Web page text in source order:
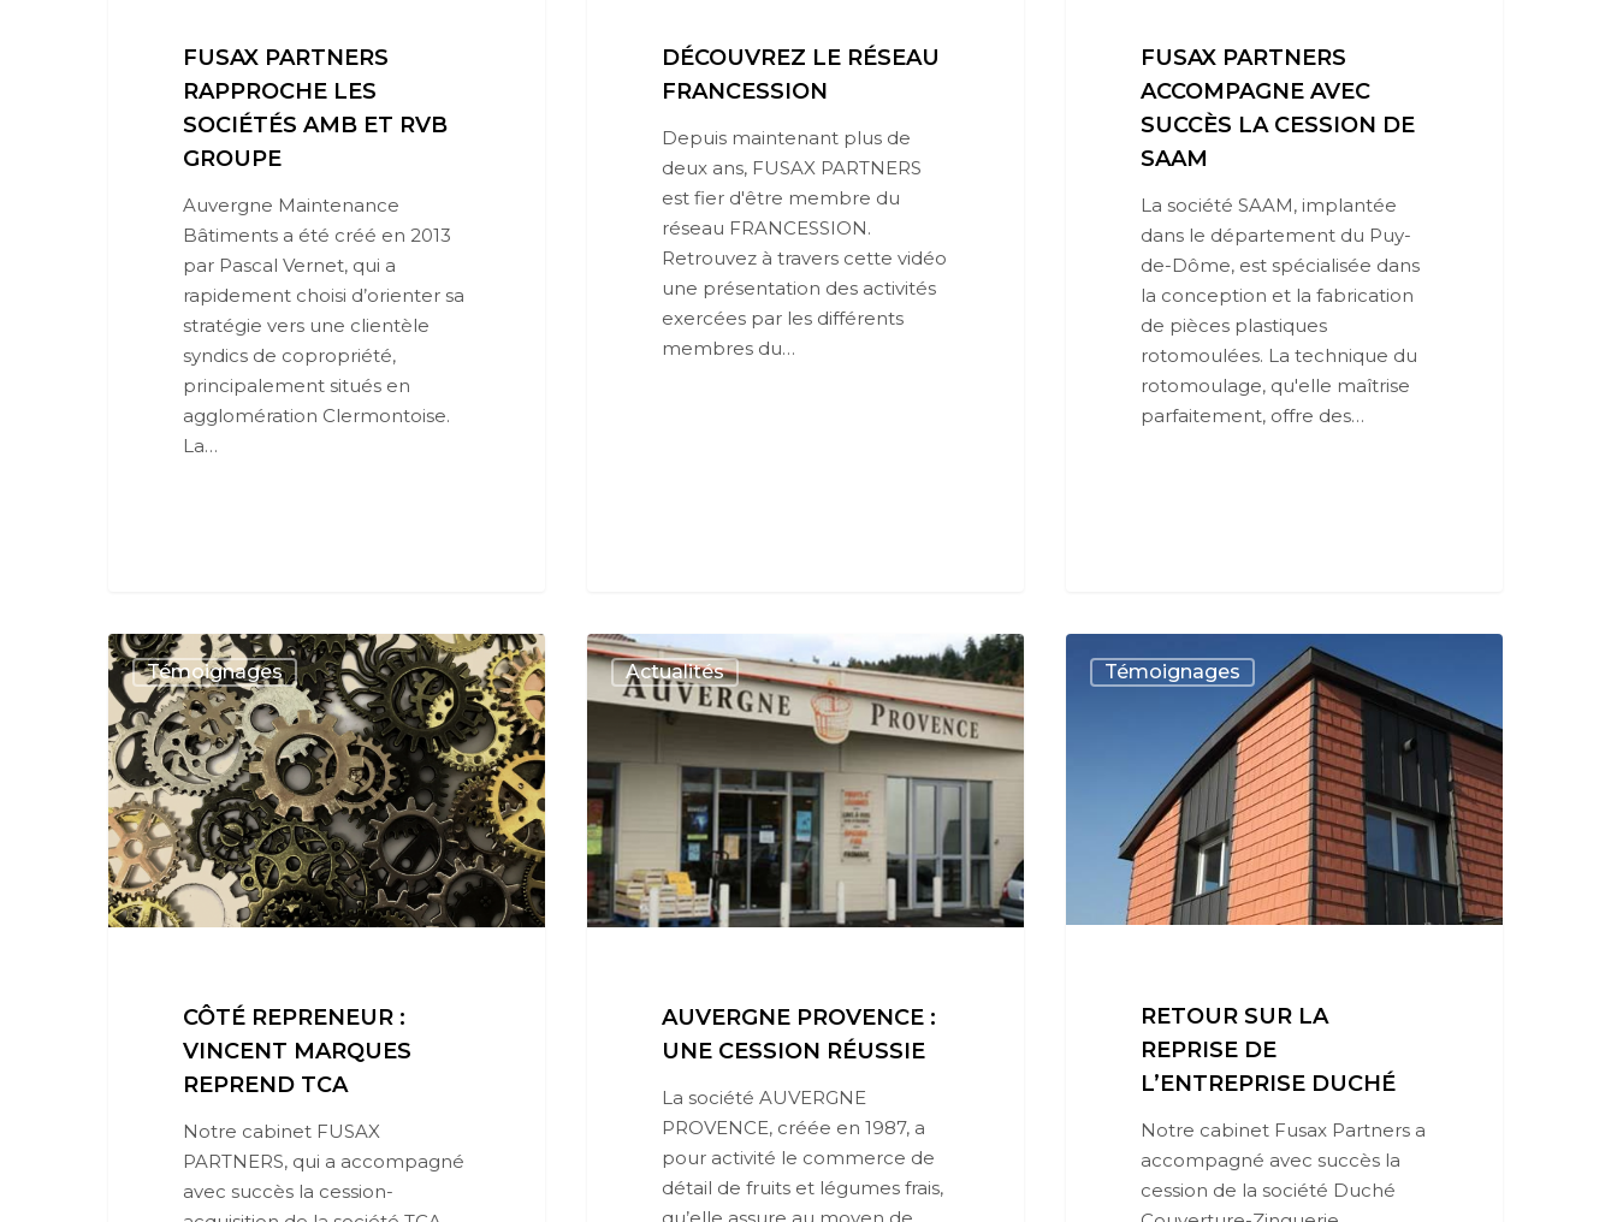
FUSAX PARTNERS
RAPPROCHE LES
SOCIÉTÉS AMB ET RVB
GROUPE
Auvergne Maintenance
Bâtiments a été créé en 2013
par Pascal Vernet, qui a
rapidement choisi d’orienter sa
stratégie vers une clientèle
syndics de copropriété,
principalement situés en
agglomération Clermontoise.
La…
DÉCOUVREZ LE RÉSEAU
FRANCESSION
Depuis maintenant plus de
deux ans, FUSAX PARTNERS
est fier d'être membre du
réseau FRANCESSION.
Retrouvez à travers cette vidéo
une présentation des activités
exercées par les différents
membres du…
FUSAX PARTNERS
ACCOMPAGNE AVEC
SUCCÈS LA CESSION DE
SAAM
La société SAAM, implantée
dans le département du Puy-
de-Dôme, est spécialisée dans
la conception et la fabrication
de pièces plastiques
rotomoulées. La technique du
rotomoulage, qu'elle maîtrise
parfaitement, offre des…
Témoignages
CÔTÉ REPRENEUR :
VINCENT MARQUES
REPREND TCA
Notre cabinet FUSAX
PARTNERS, qui a accompagné
avec succès la cession-
Actualités
AUVERGNE PROVENCE :
UNE CESSION RÉUSSIE
La société AUVERGNE
PROVENCE, créée en 1987, a
pour activité le commerce de
détail de fruits et légumes frais,
Témoignages
RETOUR SUR LA
REPRISE DE
L’ENTREPRISE DUCHÉ
Notre cabinet Fusax Partners a
accompagné avec succès la
cession de la société Duché